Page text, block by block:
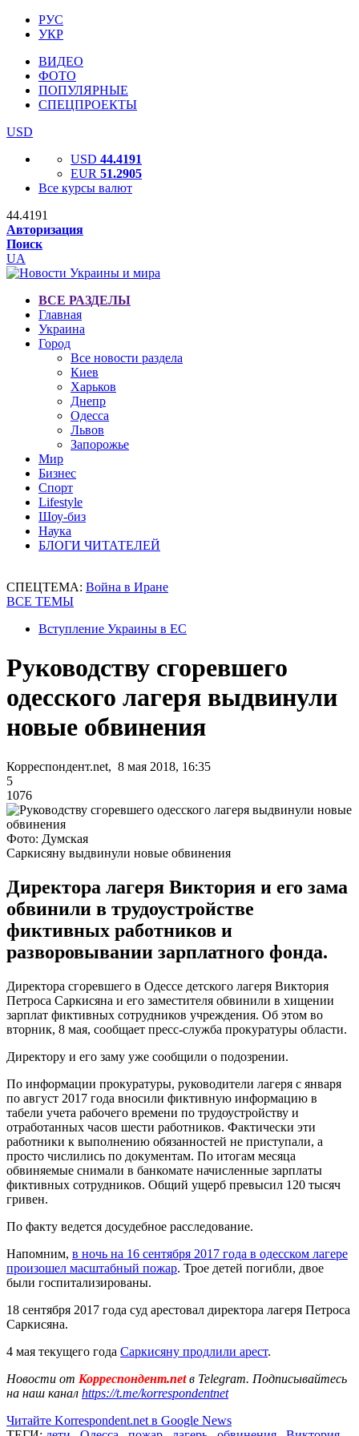
РУС
УКР
ВИДЕО
ФОТО
ПОПУЛЯРНЫЕ
СПЕЦПРОЕКТЫ
USD
USD 44.4191
EUR 51.2905
Все курсы валют
44.4191
Авторизация
Поиск
UA
ВСЕ РАЗДЕЛЫ
Главная
Украина
Город
Все новости раздела
Киев
Харьков
Днепр
Одесса
Львов
Запорожье
Мир
Бизнес
Спорт
Lifestyle
Шоу-биз
Наука
БЛОГИ ЧИТАТЕЛЕЙ
СПЕЦТЕМА: Война в Иране
ВСЕ ТЕМЫ
Вступление Украины в ЕС
Руководству сгоревшего
одесского лагеря выдвинули
новые обвинения
Корреспондент.net, 8 мая 2018, 16:35
5
1076
Фото: Думская
Саркисяну выдвинули новые обвинения
Директора лагеря Виктория и его зама
обвинили в трудоустройстве
фиктивных работников и
разворовывании зарплатного фонда.
Директора сгоревшего в Одессе детского лагеря Виктория
Петроса Саркисяна и его заместителя обвинили в хищении
зарплат фиктивных сотрудников учреждения. Об этом во
вторник, 8 мая, сообщает пресс-служба прокуратуры области.
Директору и его заму уже сообщили о подозрении.
По информации прокуратуры, руководители лагеря с января
по август 2017 года вносили фиктивную информацию в
табели учета рабочего времени по трудоустройству и
отработанных часов шести работников. Фактически эти
работники к выполнению обязанностей не приступали, а
просто числились по документам. По итогам месяца
обвиняемые снимали в банкомате начисленные зарплаты
фиктивных сотрудников. Общий ущерб превысил 120 тысяч
гривен.
По факту ведется досудебное расследование.
Напомним, в ночь на 16 сентября 2017 года в одесском лагере
произошел масштабный пожар. Трое детей погибли, двое
были госпитализированы.
18 сентября 2017 года суд арестовал директора лагеря Петроса
Саркисяна.
4 мая текущего года Саркисяну продлили арест.
Новости от Корреспондент.netв Telegram. Подписывайтесь
на наш канал https://t.me/korrespondentnet
Читайте Korrespondent.net в Google News